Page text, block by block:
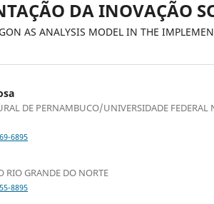
DA INOVAÇÃO
AS ANALYSIS MODEL IN THE
DE PERNAMBUCO/UNIVERSIDADE FEDERAL
6895
RIO GRANDE DO NORTE
8895